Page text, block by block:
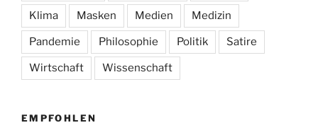
Klima Masken Medien Medizin
Pandemie Philosophie Politik Satire
Wirtschaft Wissenschaft
EMPFOHLEN